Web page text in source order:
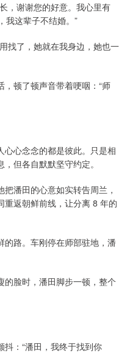
，谢谢您的好意。我心里有
我这辈子不结婚。”
找了，她就在我身边，她也一
顿了顿声音带着哽咽：“师
心念念的都是彼此。只是相
但各自默默坚守约定。
潘田的心意如实转告周兰，
重返朝鲜前线，让分离 8 年的
的路。车刚停在师部驻地，潘
的脸时，潘田脚步一顿，整个
：“潘田，我终于找到你